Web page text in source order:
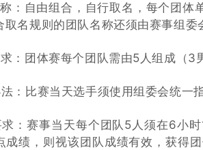
：自由组合，自行取名，每个团体
取名规则的团队名称还须由赛事组委
：团体赛每个团队需由5人组成（3
：比赛当天选手须使用组委会统一
：赛事当天每个团队5人须在6小
成绩，则视该团队成绩有效，获得